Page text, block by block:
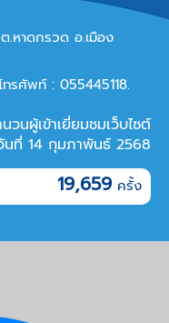
หาดกรวด อ.เมือง
ทรศัพท์ : 055445118.
วนผู้เข้าเยี่ยมชมเว็บไซต์
นที่ 14 กุมภาพันธ์ 2568
19,659